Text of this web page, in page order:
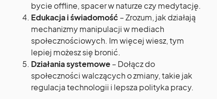
bycie offline, spacer w naturze czy medytację.
Edukacja i świadomość – Zrozum, jak działają
mechanizmy manipulacji w mediach
społecznościowych. Im więcej wiesz, tym
lepiej możesz się bronić.
Działania systemowe– Dołącz do
społeczności walczących o zmiany, takie jak
regulacja technologii i lepsza polityka pracy.